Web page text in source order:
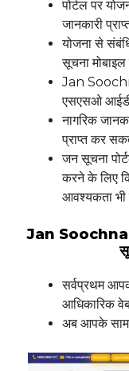
पोर्टल पर
जानकारी
योजना से
सूचना
Jan
एसएसओ आईडी
नागरिक
प्राप्त कर
जन सूचना
करने के लिए
आवश्यकता भी
Jan Soochna
सर्वप्रथम
आधिकारिक
अब आपके